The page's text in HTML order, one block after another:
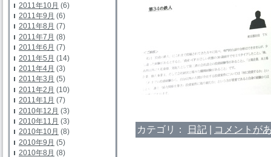
2011年10月 (6)
2011年9月 (6)
2011年8月 (7)
2011年7月 (8)
2011年6月 (7)
2011年5月 (14)
2011年4月 (3)
2011年3月 (5)
2011年2月 (10)
2011年1月 (7)
2010年12月 (3)
2010年11月 (3)
2010年10月 (8)
2010年9月 (5)
2010年8月 (8)
カテゴリ： 日記 | コメントが